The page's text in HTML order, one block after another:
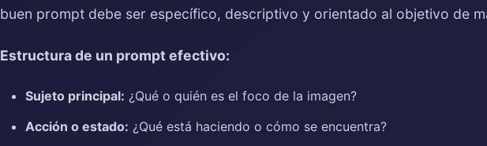
buen prompt debe ser específico, descriptivo y orientado al objetivo de
Estructura de un prompt efectivo:
Sujeto principal: ¿Qué o quién es el foco de la imagen?
Acción o estado: ¿Qué está haciendo o cómo se encuentra?